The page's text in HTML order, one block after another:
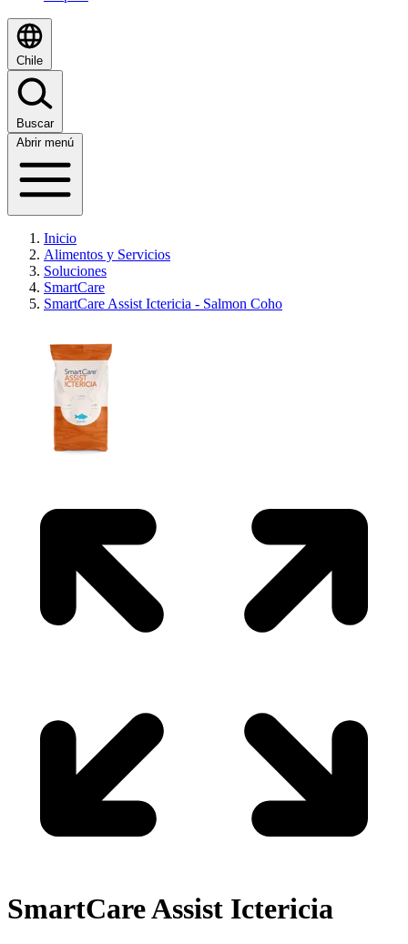
Chile
Buscar
Abrir menú
Inicio
Alimentos y Servicios
Soluciones
SmartCare
SmartCare Assist Ictericia - Salmon Coho
SmartCareAssist Ictericia